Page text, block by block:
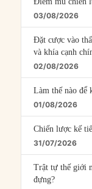
03/08/2026
Đặt cược vào
và khía cạnh
02/08/2026
Làm thế nào để
01/08/2026
Chiến lược kế
31/07/2026
Trật tự thế giới
đựng?